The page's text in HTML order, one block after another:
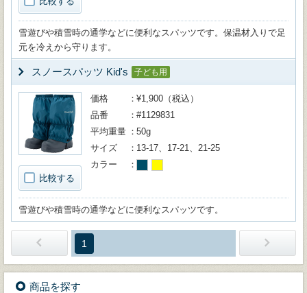
雪遊びや積雪時の通学などに便利なスパッツです。保温材入りで足
元を冷えから守ります。
スノースパッツ Kid's 子ども用
比較する
価格
¥1,900（税込）
品番
#1129831
平均重量
50g
サイズ
13-17、17-21、21-25
カラー
雪遊びや積雪時の通学などに便利なスパッツです。
1
商品を探す